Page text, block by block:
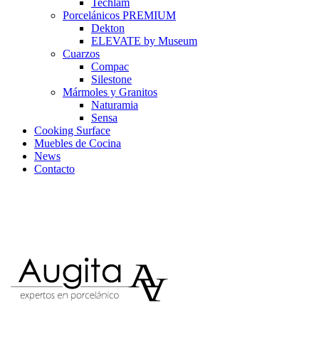
Techlam
Porcelánicos PREMIUM
Dekton
ELEVATE by Museum
Cuarzos
Compac
Silestone
Mármoles y Granitos
Naturamia
Sensa
Cooking Surface
Muebles de Cocina
News
Contacto